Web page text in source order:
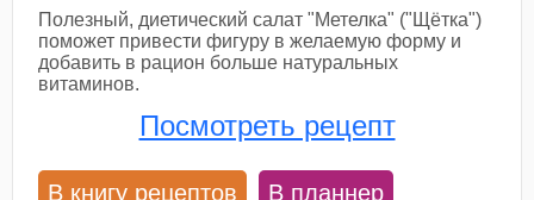
Полезный, диетический салат "Метелка" ("Щётка")
поможет привести фигуру в желаемую форму и
добавить в рацион больше натуральных
витаминов.
Посмотреть рецепт
В книгу рецептов В планнер